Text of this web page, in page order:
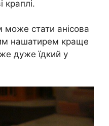
краплі.
може стати анiсова
нашатирем краще
дуже їдкий у